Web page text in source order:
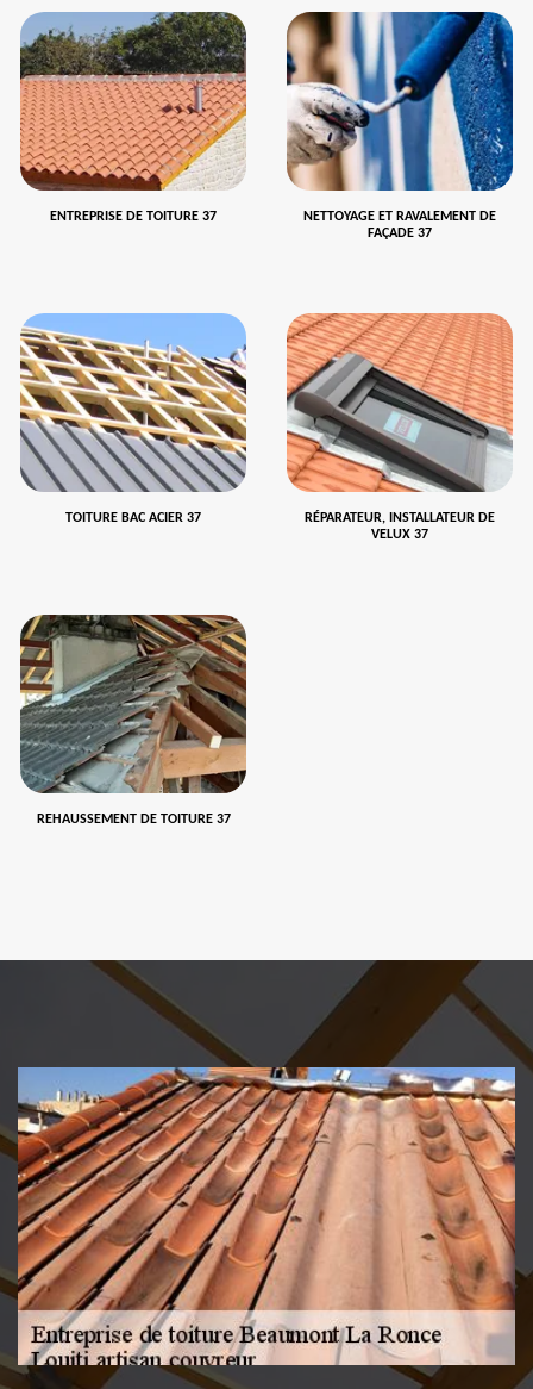
ENTREPRISE DE TOITURE 37
NETTOYAGE ET RAVALEMENT DE
FAÇADE 37
TOITURE BAC ACIER 37
RÉPARATEUR, INSTALLATEUR DE
VELUX 37
REHAUSSEMENT DE TOITURE 37